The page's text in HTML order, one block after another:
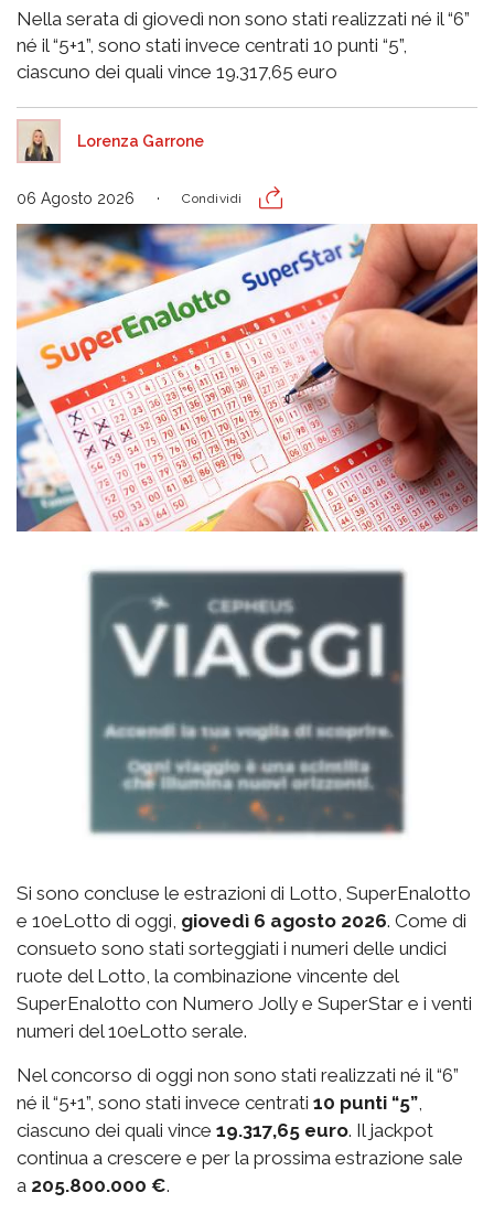
Nella serata di giovedì non sono stati realizzati né il “6”
né il “5+1”, sono stati invece centrati 10 punti “5”,
ciascuno dei quali vince 19.317,65 euro
Lorenza Garrone
06 Agosto 2026 Condividi
Si sono concluse le estrazioni di Lotto, SuperEnalotto
e 10eLotto di oggi, giovedì 6 agosto 2026. Come di
consueto sono stati sorteggiati i numeri delle undici
ruote del Lotto, la combinazione vincente del
SuperEnalotto con Numero Jolly e SuperStar e i venti
numeri del 10eLotto serale.
Nel concorso di oggi non sono stati realizzati né il “6”
né il “5+1”, sono stati invece centrati 10 punti “5”
ciascuno dei quali vince 19.317,65 euro. Il jackpot
continua a crescere e per la prossima estrazione sale
a 205.800.000 €.